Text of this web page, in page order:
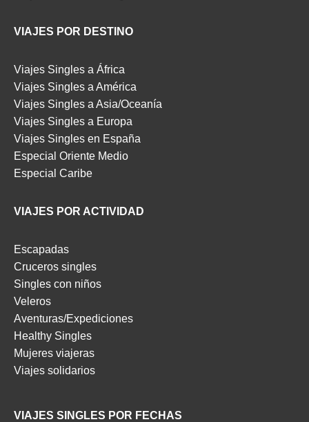
VIAJES POR DESTINO
Viajes Singles a África
Viajes Singles a América
Viajes Singles a Asia/Oceanía
Viajes Singles a Europa
Viajes Singles en España
Especial Oriente Medio
Especial Caribe
VIAJES POR ACTIVIDAD
Escapadas
Cruceros singles
Singles con niños
Veleros
Aventuras/Expediciones
Healthy Singles
Mujeres viajeras
Viajes solidarios
VIAJES SINGLES POR FECHAS